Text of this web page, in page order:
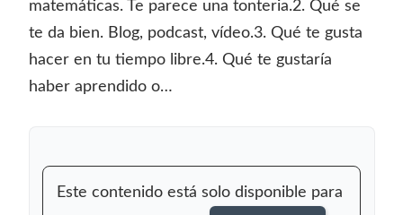
matemáticas. Te parece una tonteria.2. Qué se
te da bien. Blog, podcast, vídeo.3. Qué te gusta
hacer en tu tiempo libre.4. Qué te gustaría
haber aprendido o…
Este contenido está solo disponible para